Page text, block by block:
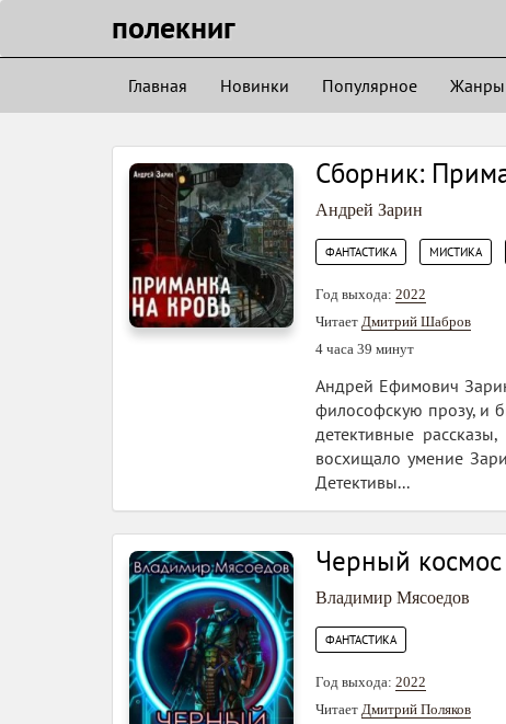
полекниг
Главная Новинки Популярное Жанры
Сборник:
Андрей Зарин
ФАНТАСТИКА МИСТИКА
Год выхода: 2022
Читает Дмитрий Шабров
4 часа 39 минут
Андрей Ефимович
философскую прозу, и
детективные
восхищало умение
Детективы...
Черный космос
Владимир Мясоедов
ФАНТАСТИКА
Год выхода: 2022
Читает Дмитрий Поляков